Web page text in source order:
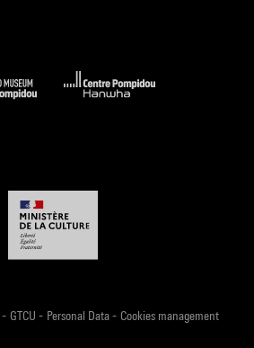
- GTCU - Personal Data- Cookies management